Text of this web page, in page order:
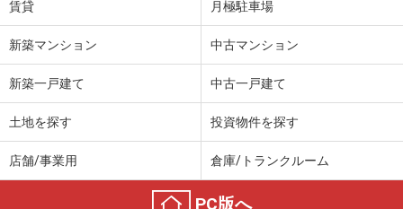
賃貸 月極駐車場
新築マンション 中古マンション
新築一戸建て 中古一戸建て
土地を探す 投資物件を探す
店舗/事業用 倉庫/トランクルーム
PC版へ